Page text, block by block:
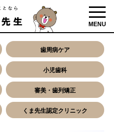
MENU
歯周病ケア
小児歯科
審美・歯列矯正
くま先生認定クリニック